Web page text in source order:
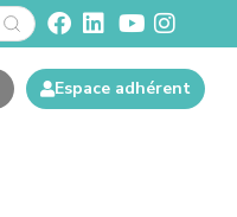
Espace adhérent